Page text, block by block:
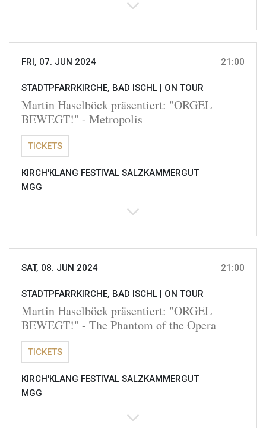
FRI, 07. JUN 2024 21:00
STADTPFARRKIRCHE, BAD ISCHL | ON TOUR
Martin Haselböck präsentiert: "ORGEL
BEWEGT!" - Metropolis
TICKETS
KIRCH'KLANG FESTIVAL SALZKAMMERGUT
MGG
SAT, 08. JUN 2024 21:00
STADTPFARRKIRCHE, BAD ISCHL | ON TOUR
Martin Haselböck präsentiert: "ORGEL
BEWEGT!" - The Phantom of the Opera
TICKETS
KIRCH'KLANG FESTIVAL SALZKAMMERGUT
MGG